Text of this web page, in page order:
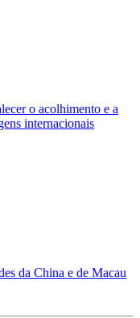
o acolhimento e a
internacionais
da China e de Macau